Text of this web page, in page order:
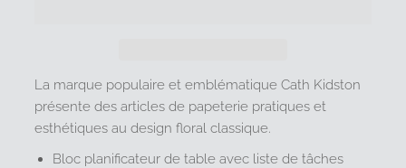
La marque populaire et emblématique Cath Kidston
présente des articles de papeterie pratiques et
esthétiques au design floral classique.
Bloc planificateur de table avec liste de tâches